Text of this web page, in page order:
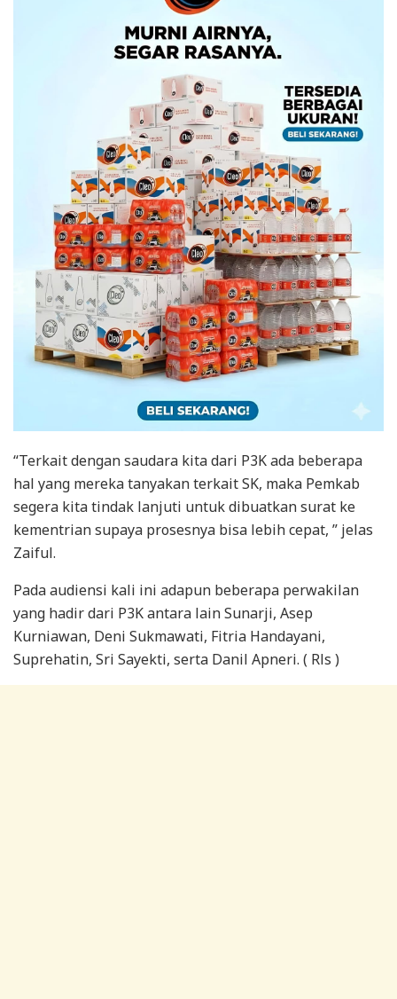
“Terkait dengan saudara kita dari P3K ada beberapa
hal yang mereka tanyakan terkait SK, maka Pemkab
segera kita tindak lanjuti untuk dibuatkan surat ke
kementrian supaya prosesnya bisa lebih cepat, ” jelas
Zaiful.
Pada audiensi kali ini adapun beberapa perwakilan
yang hadir dari P3K antara lain Sunarji, Asep
Kurniawan, Deni Sukmawati, Fitria Handayani,
Suprehatin, Sri Sayekti, serta Danil Apneri. ( Rls )